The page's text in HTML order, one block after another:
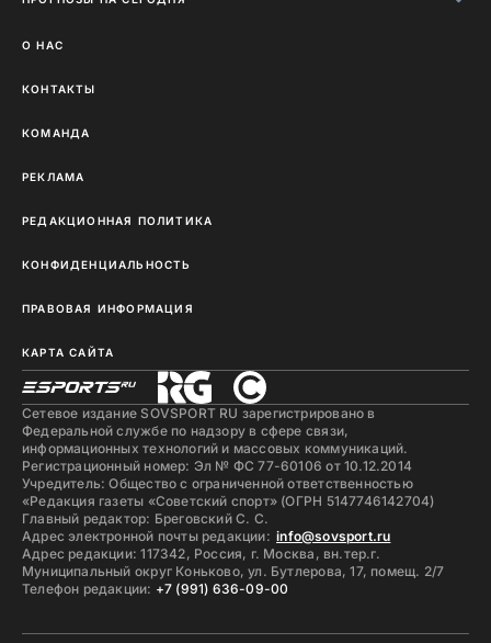
О НАС
КОНТАКТЫ
КОМАНДА
РЕКЛАМА
РЕДАКЦИОННАЯ ПОЛИТИКА
КОНФИДЕНЦИАЛЬНОСТЬ
ПРАВОВАЯ ИНФОРМАЦИЯ
КАРТА САЙТА
Сетевое издание SOVSPORT RU зарегистрировано в
Федеральной службе по надзору в сфере связи,
информационных технологий и массовых коммуникаций.
Регистрационный номер: Эл № ФС 77-60106 от 10.12.2014
Учредитель: Общество с ограниченной ответственностью
«Редакция газеты «Советский спорт» (ОГРН 5147746142704)
Главный редактор: Бреговский С. С.
Адрес электронной почты редакции: info@sovsport.ru
Адрес редакции: 117342, Россия, г. Москва, вн.тер.г.
Муниципальный округ Коньково, ул. Бутлерова, 17, помещ. 2/7
Телефон редакции: +7 (991) 636-09-00